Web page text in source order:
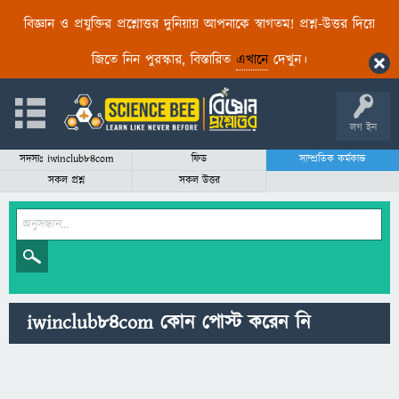
বিজ্ঞান ও প্রযুক্তির প্রশ্নোত্তর দুনিয়ায় আপনাকে স্বাগতম! প্রশ্ন-উত্তর দিয়ে
জিতে নিন পুরস্কার, বিস্তারিত এখানেদেখুন।
লগ ইন
সদস্যঃ iwinclub84com ফিড
সাম্প্রতিক কর্মকান্ড
সকল প্রশ্ন
সকল উত্তর
iwinclub84com কোন পোস্ট করেন নি